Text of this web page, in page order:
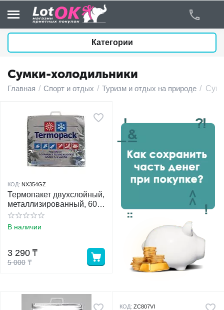
Категории
Сумки-холодильники
Главная / Спорт и отдых / Туризм и отдых на природе /
КОД: NX354GZ
Термопакет двухслойный,
металлизированный, 60 х
55 см
В наличии
5 000 ₸
3 290 ₸
КОД: ZC807VI